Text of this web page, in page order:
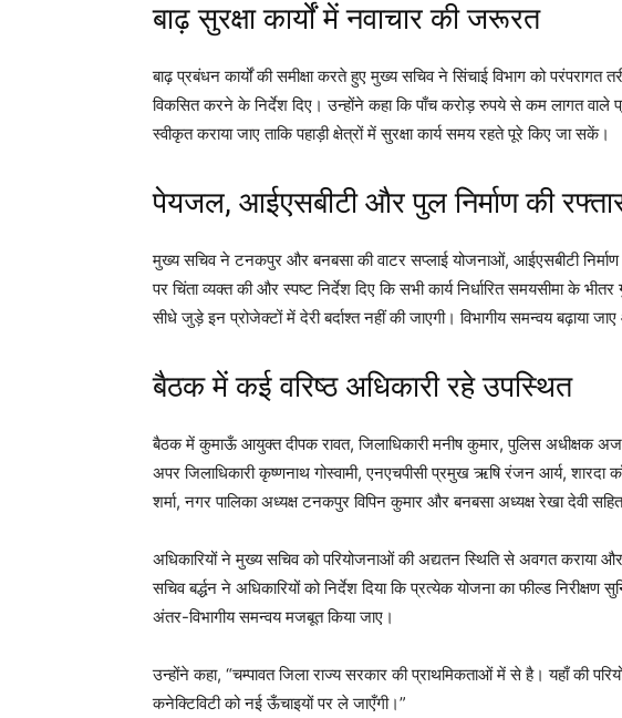
बाढ़ सुरक्षा कार्यों में नवाचार की जरूरत
बाढ़ प्रबंधन कार्यों की समीक्षा करते हुए मुख्य सचिव ने सिंचाई विभाग को परंपरागत
विकसित करने के निर्देश दिए। उन्होंने कहा कि पाँच करोड़ रुपये से कम लागत वाले
स्वीकृत कराया जाए ताकि पहाड़ी क्षेत्रों में सुरक्षा कार्य समय रहते पूरे किए जा सकें।
पेयजल, आईएसबीटी और पुल निर्माण की
मुख्य सचिव ने टनकपुर और बनबसा की वाटर सप्लाई योजनाओं, आईएसबीटी
पर चिंता व्यक्त की और स्पष्ट निर्देश दिए कि सभी कार्य निर्धारित समयसीमा के
सीधे जुड़े इन प्रोजेक्टों में देरी बर्दाश्त नहीं की जाएगी। विभागीय समन्वय बढ़ाया
बैठक में कई वरिष्ठ अधिकारी रहे उपस्थित
बैठक में कुमाऊँ आयुक्त दीपक रावत, जिलाधिकारी मनीष कुमार, पुलिस अधीक्षक
अपर जिलाधिकारी कृष्णनाथ गोस्वामी, एनएचपीसी प्रमुख ऋषि रंजन आर्य,
शर्मा, नगर पालिका अध्यक्ष टनकपुर विपिन कुमार और बनबसा अध्यक्ष रेखा देवी
अधिकारियों ने मुख्य सचिव को परियोजनाओं की अद्यतन स्थिति से अवगत कराया
सचिव बर्द्धन ने अधिकारियों को निर्देश दिया कि प्रत्येक योजना का फील्ड
अंतर-विभागीय समन्वय मजबूत किया जाए।
उन्होंने कहा, “चम्पावत जिला राज्य सरकार की प्राथमिकताओं में से है। यहाँ की
कनेक्टिविटी को नई ऊँचाइयों पर ले जाएँगी।”